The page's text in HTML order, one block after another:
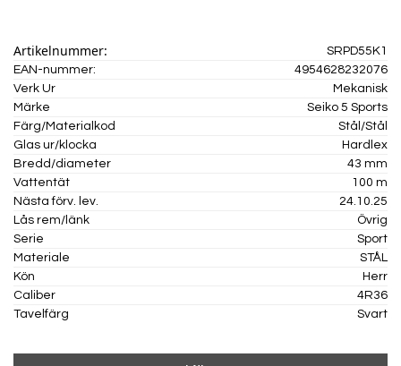
Artikelnummer:
SRPD55K1
EAN-nummer:
4954628232076
Verk Ur
Mekanisk
Märke
Seiko 5 Sports
Färg/Materialkod
Stål/Stål
Glas ur/klocka
Hardlex
Bredd/diameter
43 mm
Vattentät
100 m
Nästa förv. lev.
24.10.25
Lås rem/länk
Övrig
Serie
Sport
Materiale
STÅL
Kön
Herr
Caliber
4R36
Tavelfärg
Svart